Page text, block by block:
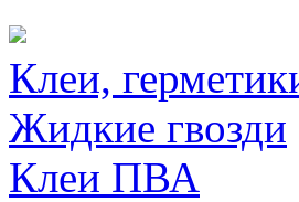
Клеи,
Жидкие гвозди
Клеи ПВА